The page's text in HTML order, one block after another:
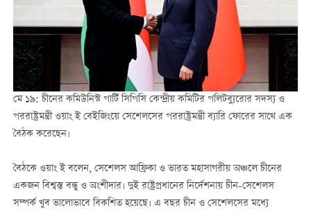
মে ১৯: চীনের কমিউনিস্ট পার্টি সিপিসি কেন্দ্রীয় কমিটির পলিটব্যুরোর সদস্য ও
পররাষ্ট্রমন্ত্রী ওয়াং ই বেইজিংয়ে সেশেলসের পররাষ্ট্রমন্ত্রী ব্যারি ফোরের সাথে এক
বৈঠক করেছেন।
বৈঠকে ওয়াং ই বলেন, সেশেলস আফ্রিকা ও ভারত মহাসাগরীয় অঞ্চলে চীনের
একজন বিশ্বস্ত বন্ধু ও অংশীদার। দুই রাষ্ট্রপ্রধানের নির্দেশনায় চীন-সেশেলস
সম্পর্ক খুব ভালোভাবে বিকশিত হয়েছে। এ বছর চীন ও সেশেলসের মধ্যে